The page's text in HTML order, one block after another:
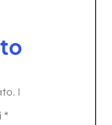
I
*